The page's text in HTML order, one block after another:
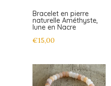
Bracelet en pierre
naturelle Améthyste,
lune en Nacre
€15,00